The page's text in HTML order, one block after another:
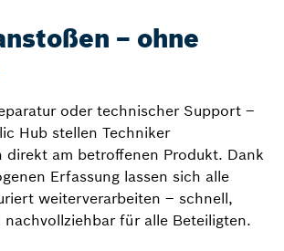
– ohne
oder technischer Support –
Hub stellen Techniker
direkt am betroffenen Produkt. Dank
Erfassung lassen sich alle
weiterverarbeiten – schnell,
für alle Beteiligten.